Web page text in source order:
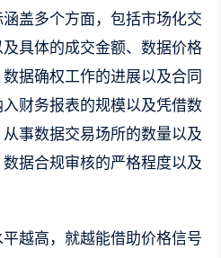
盖多个方面，包括市场化交
具体的成交金额、数据价格
据确权工作的进展以及合同
财务报表的规模以及凭借数
事数据交易场所的数量以及
据合规审核的严格程度以及
越高，就越能借助价格信号